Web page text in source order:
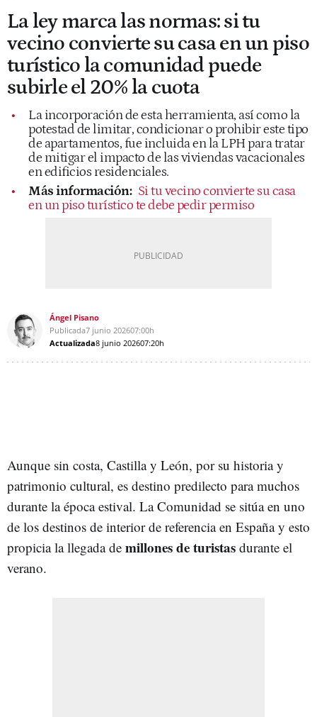
La ley marca las normas: si tu
vecino convierte su casa en un piso
turístico la comunidad puede
subirle el 20% la cuota
La incorporación de esta herramienta, así como la
potestad de limitar, condicionar o prohibir este tipo
de apartamentos, fue incluida en la LPH para tratar
de mitigar el impacto de las viviendas vacacionales
en edificios residenciales.
Más información: Si tu vecino convierte su casa
en un piso turístico te debe pedir permiso
Ángel Pisano
Publicada7 junio 202607:00h
Actualizada8 junio 202607:20h
Aunque sin costa, Castilla y León, por su historia y
patrimonio cultural, es destino predilecto para muchos
durante la época estival. La Comunidad se sitúa en uno
de los destinos de interior de referencia en España y esto
propicia la llegada de millones de turistas durante el
verano.